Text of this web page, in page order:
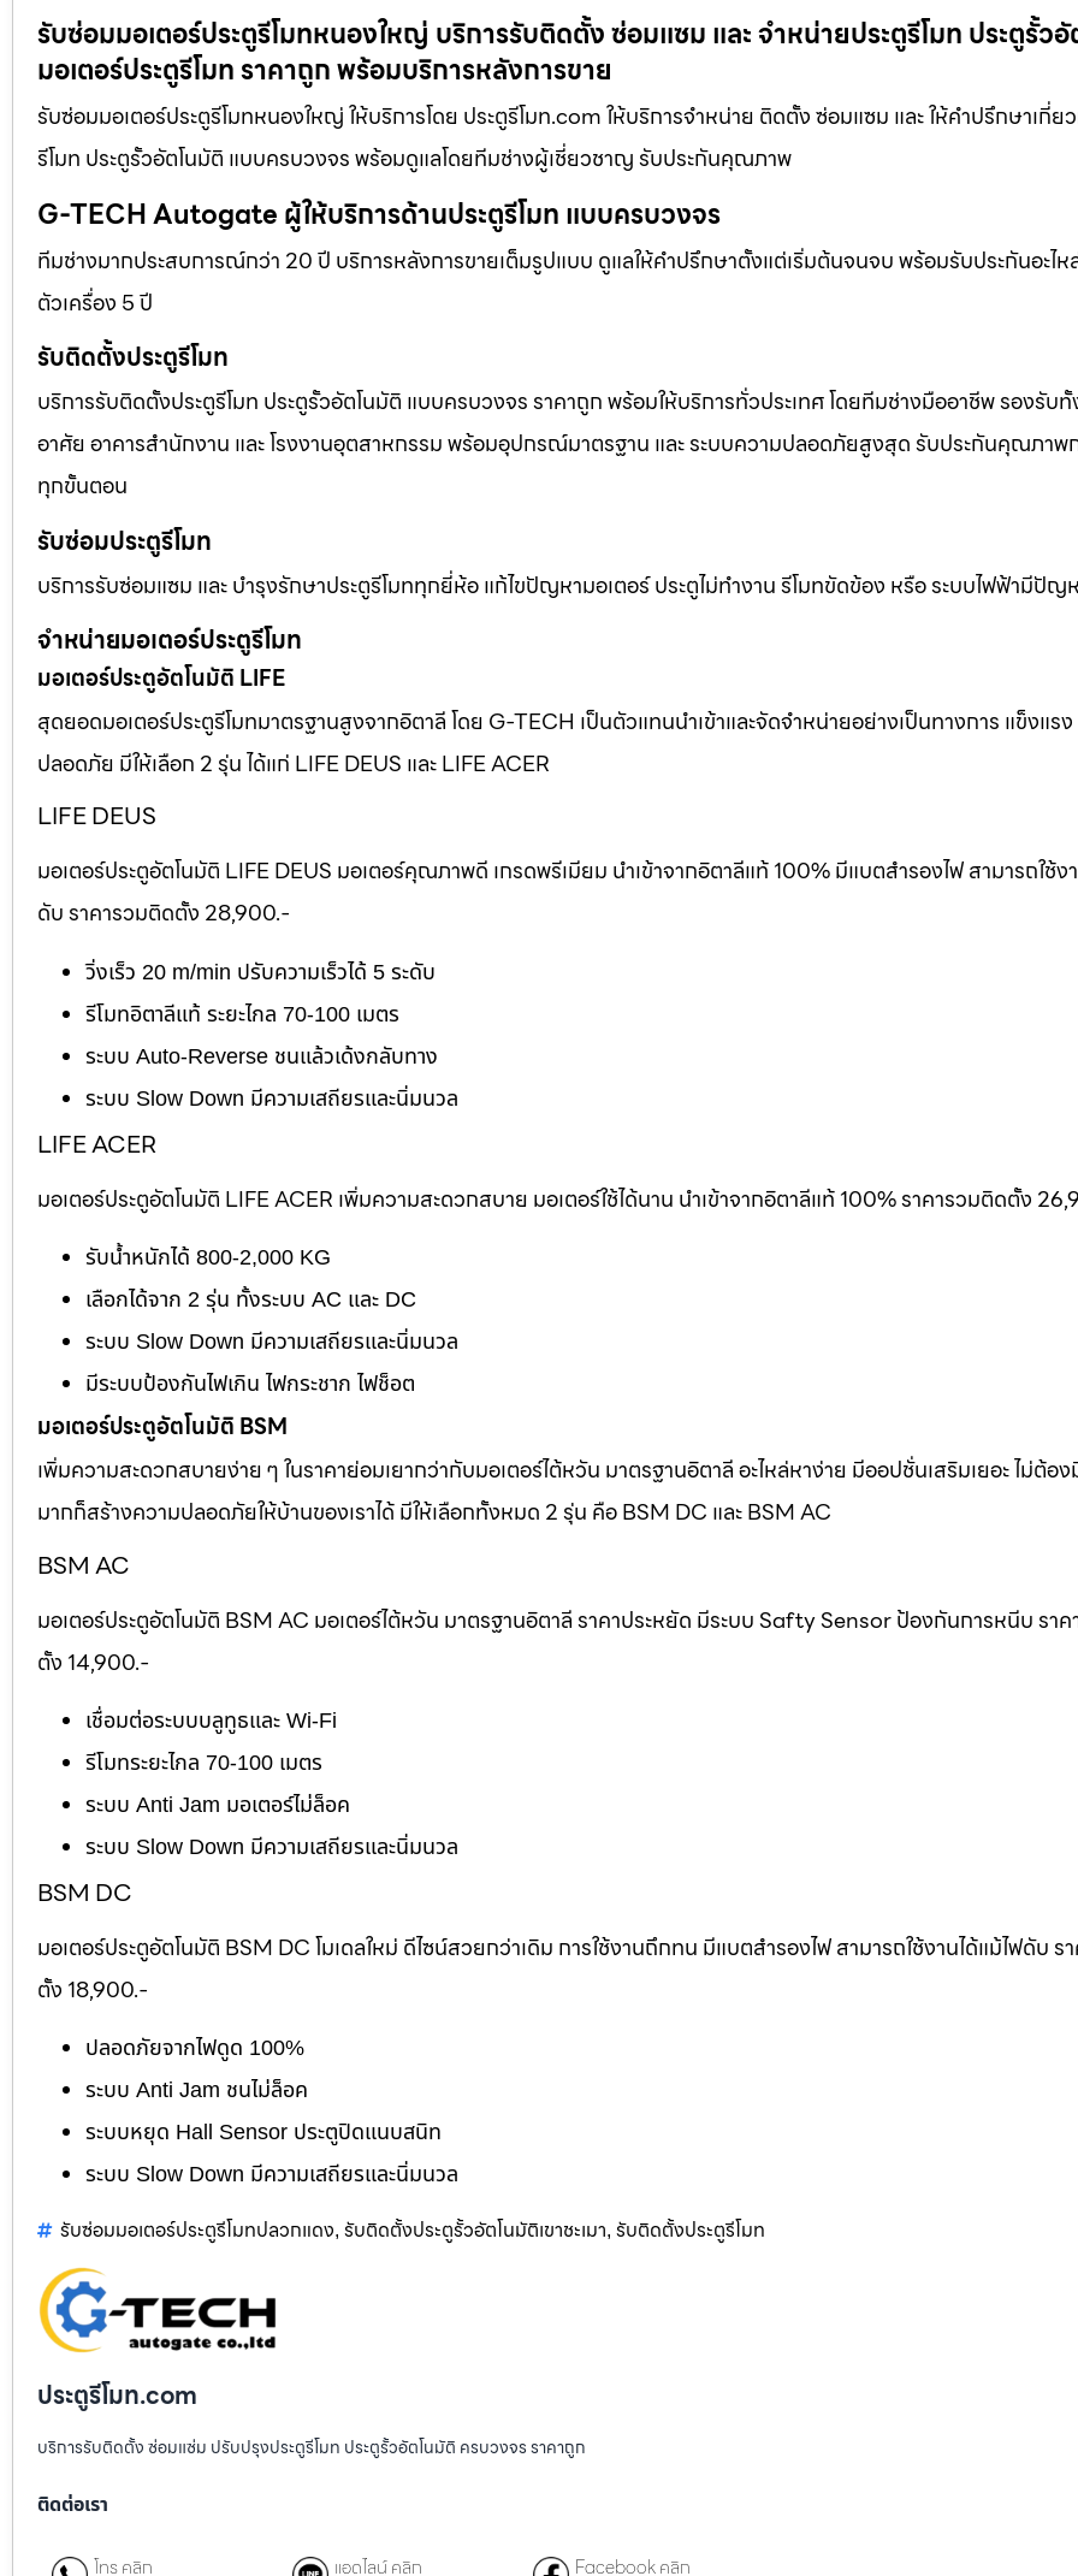
รับซ่อมมอเตอร์ประตูรีโมทหนองใหญ่ บริการรับติดตั้ง ซ่อมแซม และ จำหน่ายประตูรีโมท ประตูรั้ว
มอเตอร์ประตูรีโมท ราคาถูก พร้อมบริการหลังการขาย
รับซ่อมมอเตอร์ประตูรีโมทหนองใหญ่ ให้บริการโดย ประตูรีโมท.com ให้บริการจำหน่าย ติดตั้ง ซ่อมแซม และ ให้คำปรึกษาเกี่ย
รีโมท ประตูรั้วอัตโนมัติ แบบครบวงจร พร้อมดูแลโดยทีมช่างผู้เชี่ยวชาญ รับประกันคุณภาพ
G-TECH Autogate ผู้ให้บริการด้านประตูรีโมท แบบครบวงจร
ทีมช่างมากประสบการณ์กว่า 20 ปี บริการหลังการขายเต็มรูปแบบ ดูแลให้คำปรึกษาตั้งแต่เริ่มต้นจนจบ พร้อมรับประกันอะไห
ตัวเครื่อง 5 ปี
รับติดตั้งประตูรีโมท
บริการรับติดตั้งประตูรีโมท ประตูรั้วอัตโนมัติ แบบครบวงจร ราคาถูก พร้อมให้บริการทั่วประเทศ โดยทีมช่างมืออาชีพ รองรับ
อาศัย อาคารสำนักงาน และ โรงงานอุตสาหกรรม พร้อมอุปกรณ์มาตรฐาน และ ระบบความปลอดภัยสูงสุด รับประกันคุณภาพ
ทุกขั้นตอน
รับซ่อมประตูรีโมท
บริการรับซ่อมแซม และ บำรุงรักษาประตูรีโมททุกยี่ห้อ แก้ไขปัญหามอเตอร์ ประตูไม่ทำงาน รีโมทขัดข้อง หรือ ระบบไฟฟ้ามีปัญ
จำหน่ายมอเตอร์ประตูรีโมท
มอเตอร์ประตูอัตโนมัติ LIFE
สุดยอดมอเตอร์ประตูรีโมทมาตรฐานสูงจากอิตาลี โดย G-TECH เป็นตัวแทนนำเข้าและจัดจำหน่ายอย่างเป็นทางการ แข็งแร
ปลอดภัย มีให้เลือก 2 รุ่น ได้แก่ LIFE DEUS และ LIFE ACER
LIFE DEUS
มอเตอร์ประตูอัตโนมัติ LIFE DEUS มอเตอร์คุณภาพดี เกรดพรีเมียม นำเข้าจากอิตาลีแท้ 100% มีแบตสำรองไฟ สามารถใช้ง
ดับ ราคารวมติดตั้ง 28,900.-
วิ่งเร็ว 20 m/min ปรับความเร็วได้ 5 ระดับ
รีโมทอิตาลีแท้ ระยะไกล 70-100 เมตร
ระบบ Auto-Reverse ชนแล้วเด้งกลับทาง
ระบบ Slow Down มีความเสถียรและนิ่มนวล
LIFE ACER
มอเตอร์ประตูอัตโนมัติ LIFE ACER เพิ่มความสะดวกสบาย มอเตอร์ใช้ได้นาน นำเข้าจากอิตาลีแท้ 100% ราคารวมติดตั้ง
รับน้ำหนักได้ 800-2,000 KG
เลือกได้จาก 2 รุ่น ทั้งระบบ AC และ DC
ระบบ Slow Down มีความเสถียรและนิ่มนวล
มีระบบป้องกันไฟเกิน ไฟกระชาก ไฟช็อต
มอเตอร์ประตูอัตโนมัติ BSM
เพิ่มความสะดวกสบายง่าย ๆ ในราคาย่อมเยากว่ากับมอเตอร์ไต้หวัน มาตรฐานอิตาลี อะไหล่หาง่าย มีออปชั่นเสริมเยอะ ไม่ต้อง
มากก็สร้างความปลอดภัยให้บ้านของเราได้ มีให้เลือกทั้งหมด 2 รุ่น คือ BSM DC และ BSM AC
BSM AC
มอเตอร์ประตูอัตโนมัติ BSM AC มอเตอร์ไต้หวัน มาตรฐานอิตาลี ราคาประหยัด มีระบบ Safty Sensor ป้องกันการหนีบ รา
ตั้ง 14,900.-
เชื่อมต่อระบบบลูทูธและ Wi-Fi
รีโมทระยะไกล 70-100 เมตร
ระบบ Anti Jam มอเตอร์ไม่ล็อค
ระบบ Slow Down มีความเสถียรและนิ่มนวล
BSM DC
มอเตอร์ประตูอัตโนมัติ BSM DC โมเดลใหม่ ดีไซน์สวยกว่าเดิม การใช้งานถึกทน มีแบตสำรองไฟ สามารถใช้งานได้แม้ไฟดับ ร
ตั้ง 18,900.-
ปลอดภัยจากไฟดูด 100%
ระบบ Anti Jam ชนไม่ล็อค
ระบบหยุด Hall Sensor ประตูปิดแนบสนิท
ระบบ Slow Down มีความเสถียรและนิ่มนวล
รับซ่อมมอเตอร์ประตูรีโมทปลวกแดง, รับติดตั้งประตูรั้วอัตโนมัติเขาชะเมา, รับติดตั้งประตูรีโมท
ประตูรีโมท.com
บริการรับติดตั้ง ซ่อมแซ่ม ปรับปรุงประตูรีโมท ประตูรั้วอัตโนมัติ ครบวงจร ราคาถูก
ติดต่อเรา
โทร คลิก แอดไลน์ คลิก Facebook คลิก